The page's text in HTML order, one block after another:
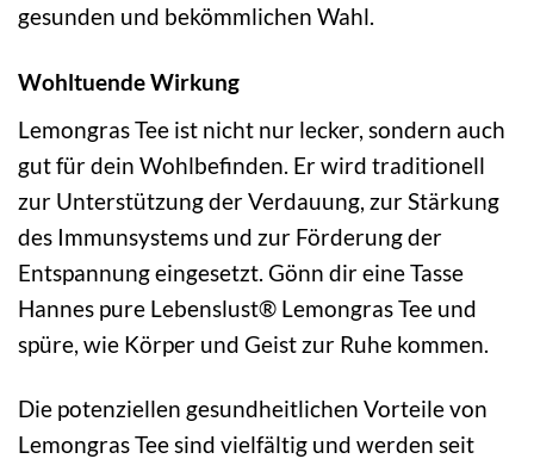
gesunden und bekömmlichen Wahl.
Wohltuende Wirkung
Lemongras Tee ist nicht nur lecker, sondern auch
gut für dein Wohlbefinden. Er wird traditionell
zur Unterstützung der Verdauung, zur Stärkung
des Immunsystems und zur Förderung der
Entspannung eingesetzt. Gönn dir eine Tasse
Hannes pure Lebenslust® Lemongras Tee und
spüre, wie Körper und Geist zur Ruhe kommen.
Die potenziellen gesundheitlichen Vorteile von
Lemongras Tee sind vielfältig und werden seit